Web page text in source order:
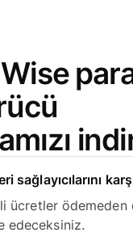
sağlayıcılarını
ücretler ödemeden
edeceksiniz.